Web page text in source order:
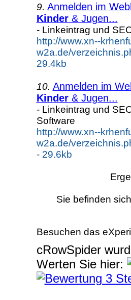
9. Anmelden im
Kinder& Jugen...
- Linkeintrag und
http://www.xn--
w2a.de/
29.4kb
10. Anmelden im
Kinder& Jugen...
- Linkeintrag und
Software
http://www.xn--
w2a.de/
- 29.6kb
Sie befinden
Besuchen das
cRowSpider
Werten Sie hier: